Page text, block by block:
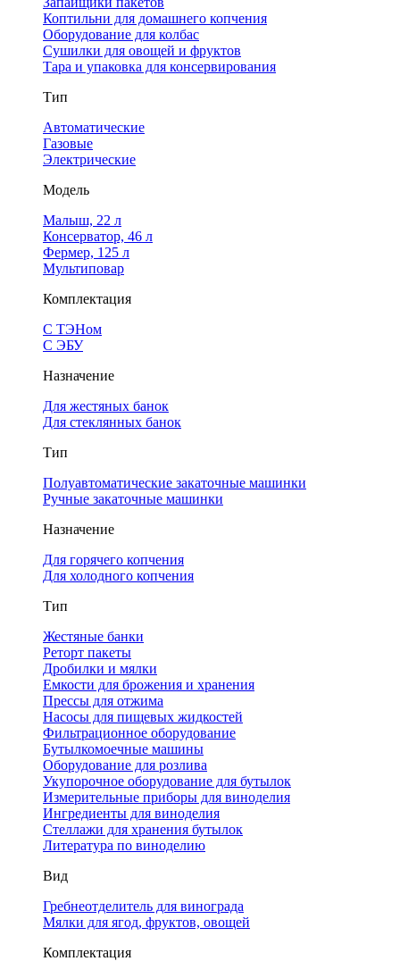
Коптильни для домашнего копчения
Оборудование для колбас
Сушилки для овощей и фруктов
Тара и упаковка для консервирования
Тип
Автоматические
Газовые
Электрические
Модель
Малыш, 22 л
Консерватор, 46 л
Фермер, 125 л
Мультиповар
Комплектация
С ТЭНом
С ЭБУ
Назначение
Для жестяных банок
Для стеклянных банок
Тип
Полуавтоматические закаточные машинки
Ручные закаточные машинки
Назначение
Для горячего копчения
Для холодного копчения
Тип
Жестяные банки
Реторт пакеты
Дробилки и мялки
Емкости для брожения и хранения
Прессы для отжима
Насосы для пищевых жидкостей
Фильтрационное оборудование
Бутылкомоечные машины
Оборудование для розлива
Укупорочное оборудование для бутылок
Измерительные приборы для виноделия
Ингредиенты для виноделия
Стеллажи для хранения бутылок
Литература по виноделию
Вид
Гребнеотделитель для винограда
Мялки для ягод, фруктов, овощей
Комплектация